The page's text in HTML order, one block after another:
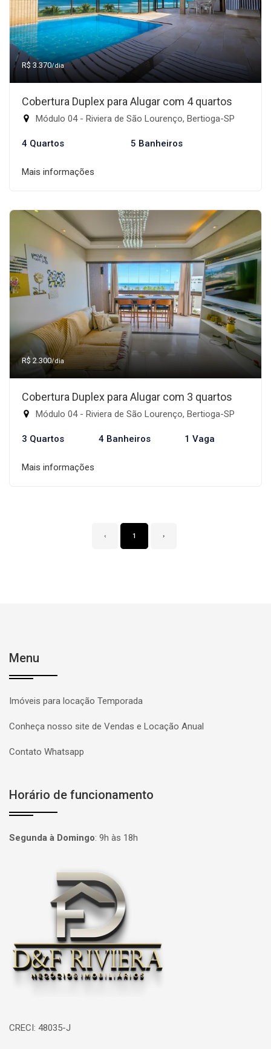
R$ 3.370/dia
Cobertura Duplex para Alugar com 4 quartos
Módulo 04 - Riviera de São Lourenço, Bertioga-SP
4 Quartos 5 Banheiros
Mais informações
R$ 2.300/dia
Cobertura Duplex para Alugar com 3 quartos
Módulo 04 - Riviera de São Lourenço, Bertioga-SP
3 Quartos 4 Banheiros 1 Vaga
Mais informações
‹ 1 ›
Menu
Imóveis para locação Temporada
Conheça nosso site de Vendas e Locação Anual
Contato Whatsapp
Horário de funcionamento
Segunda à Domingo: 9h às 18h
Página inicial
CRECI: 48035-J